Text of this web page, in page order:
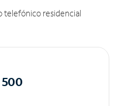
telefónico residencial